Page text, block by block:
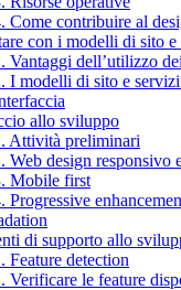
Come contribuire al
con i modelli di sito e
Vantaggi dell’utilizzo
I modelli di sito e
allo sviluppo
Attività preliminari
Web design responsivo
Mobile first
Progressive
di supporto allo
Feature detection
Verificare le feature